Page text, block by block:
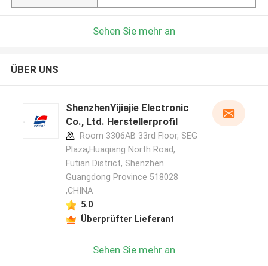
Sehen Sie mehr an
ÜBER UNS
ShenzhenYijiajie Electronic
Co., Ltd. Herstellerprofil
Room 3306AB 33rd Floor, SEG
Plaza,Huaqiang North Road,
Futian District, Shenzhen
Guangdong Province 518028
,CHINA
5.0
Überprüfter Lieferant
Sehen Sie mehr an